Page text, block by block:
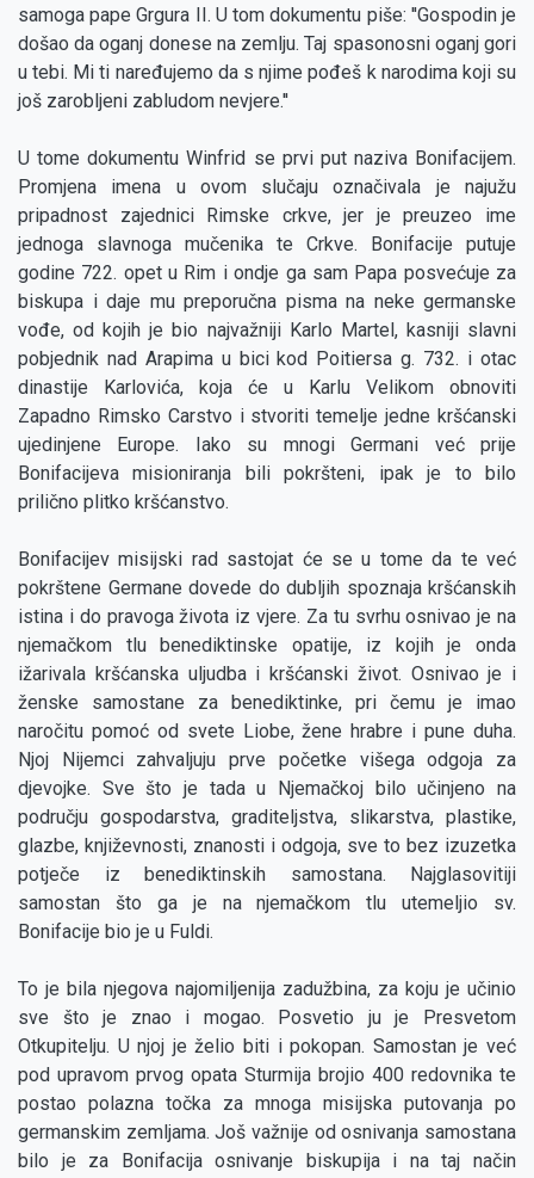
samoga pape Grgura II. U tom dokumentu piše: ''Gospodin je
došao da oganj donese na zemlju. Taj spasonosni oganj gori
u tebi. Mi ti naređujemo da s njime pođeš k narodima koji su
još zarobljeni zabludom nevjere.''
U tome dokumentu Winfrid se prvi put naziva Bonifacijem.
Promjena imena u ovom slučaju označivala je najužu
pripadnost zajednici Rimske crkve, jer je preuzeo ime
jednoga slavnoga mučenika te Crkve. Bonifacije putuje
godine 722. opet u Rim i ondje ga sam Papa posvećuje za
biskupa i daje mu preporučna pisma na neke germanske
vođe, od kojih je bio najvažniji Karlo Martel, kasniji slavni
pobjednik nad Arapima u bici kod Poitiersa g. 732. i otac
dinastije Karlovića, koja će u Karlu Velikom obnoviti
Zapadno Rimsko Carstvo i stvoriti temelje jedne kršćanski
ujedinjene Europe. Iako su mnogi Germani već prije
Bonifacijeva misioniranja bili pokršteni, ipak je to bilo
prilično plitko kršćanstvo.
Bonifacijev misijski rad sastojat će se u tome da te već
pokrštene Germane dovede do dubljih spoznaja kršćanskih
istina i do pravoga života iz vjere. Za tu svrhu osnivao je na
njemačkom tlu benediktinske opatije, iz kojih je onda
ižarivala kršćanska uljudba i kršćanski život. Osnivao je i
ženske samostane za benediktinke, pri čemu je imao
naročitu pomoć od svete Liobe, žene hrabre i pune duha.
Njoj Nijemci zahvaljuju prve početke višega odgoja za
djevojke. Sve što je tada u Njemačkoj bilo učinjeno na
području gospodarstva, graditeljstva, slikarstva, plastike,
glazbe, književnosti, znanosti i odgoja, sve to bez izuzetka
potječe iz benediktinskih samostana. Najglasovitiji
samostan što ga je na njemačkom tlu utemeljio sv.
Bonifacije bio je u Fuldi.
To je bila njegova najomiljenija zadužbina, za koju je učinio
sve što je znao i mogao. Posvetio ju je Presvetom
Otkupitelju. U njoj je želio biti i pokopan. Samostan je već
pod upravom prvog opata Sturmija brojio 400 redovnika te
postao polazna točka za mnoga misijska putovanja po
germanskim zemljama. Još važnije od osnivanja samostana
bilo je za Bonifacija osnivanje biskupija i na taj način